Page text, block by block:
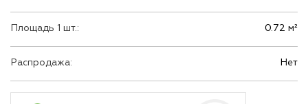
Площадь 1 шт.: 0.72 м²
Распродажа: Нет